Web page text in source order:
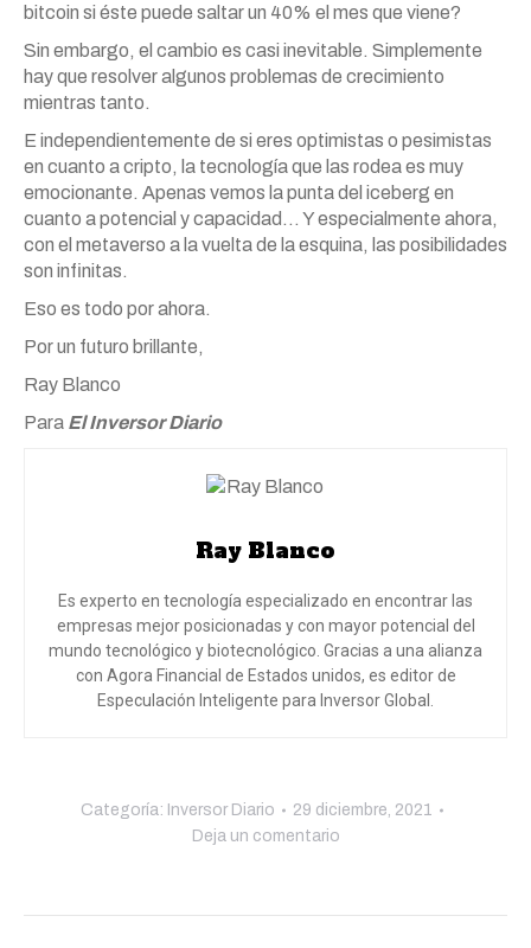
bitcoin si éste puede saltar un 40% el mes que viene?
Sin embargo, el cambio es casi inevitable. Simplemente
hay que resolver algunos problemas de crecimiento
mientras tanto.
E independientemente de si eres optimistas o pesimistas
en cuanto a cripto, la tecnología que las rodea es muy
emocionante. Apenas vemos la punta del iceberg en
cuanto a potencial y capacidad… Y especialmente ahora,
con el metaverso a la vuelta de la esquina, las posibilidades
son infinitas.
Eso es todo por ahora.
Por un futuro brillante,
Ray Blanco
Para El Inversor Diario
Ray Blanco
Es experto en tecnología especializado en encontrar las
empresas mejor posicionadas y con mayor potencial del
mundo tecnológico y biotecnológico. Gracias a una alianza
con Agora Financial de Estados unidos, es editor de
Especulación Inteligente para Inversor Global.
Categoría: Inversor Diario
29 diciembre, 2021
Deja un comentario